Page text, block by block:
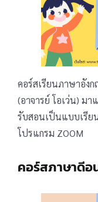
คอร์สเรียนภาษาอัง
(อาจารย์ โอเว่น) มา
รับสอนเป็นแบบเรีย
โปรแกรม ZOOM
คอร์สภาษาดีอ